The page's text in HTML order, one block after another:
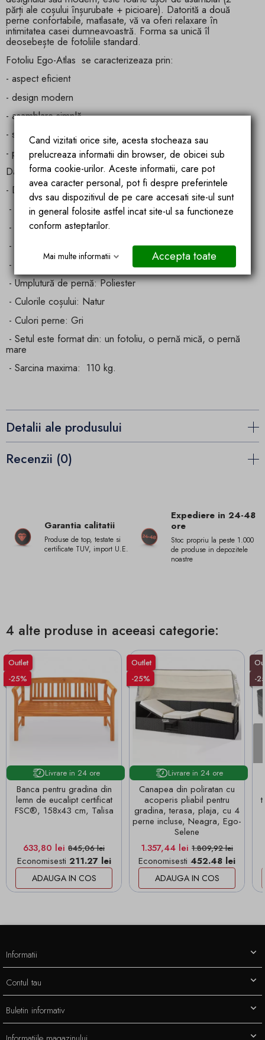
părți ale coșului înșurubate + picioare). Datorită a două
perne confortabile, matlasate, vă va oferi relaxare în
intimitatea casei dumneavoastră. Forma sa unică îl
deosebește de fotoliile standard.
Fotoliu Ego-Atlas se caracterizeaza prin:
- aspect eficient
- design modern
- asamblare simplă
- structură stabilă
- perne confortabile, matlasate
Date tehnice:
- Dimensiuni coș: înălțime 154 cm (întreg) x lățime 94 cm
- Adâncimea coșului: aproximativ 85 cm.
- Dimensiune pernă mare: 85 cm x 72 cm.
- Dimensiune pernă mică: 60 cm x 50 cm.
- Țesătură pernă: policoton.
- Umplutură de pernă: Poliester
- Culorile coșului: Natur
- Culori perne: Gri
- Setul este format din: un fotoliu, o pernă mică, o pernă
mare
- Sarcina maxima: 110 kg.
Detalii ale produsului
Recenzii (0)
Garantia calitatii
Produse de top, testate si
certificate TUV, import U.E.
Expediere in 24-48
ore
Stoc propriu la peste 1.000
de produse in depozitele
noastre
4 alte produse in aceeasi categorie:
Outlet
-25%
Livrare in 24 ore
Banca pentru gradina din
lemn de eucalipt certificat
FSC®, 158x43 cm, Talisa
Pret
633,80 lei Pret de baza
845,06 lei
Economisesti 211.27 lei
ADAUGA IN COS
Outlet
-25%
Livrare in 24 ore
Canapea din poliratan cu
acoperis pliabil pentru
gradina, terasa, plaja, cu 4
perne incluse, Neagra, Ego-
Selene
Pret
1.357,44 lei Pret de baza
1.809,92 lei
Economisesti 452.48 lei
ADAUGA IN COS
-
Informatii
Contul tau
Buletin informativ
Cand vizitati orice site, acesta stocheaza sau
prelucreaza informatii din browser, de obicei sub
forma cookie-urilor. Aceste informatii, care pot
avea caracter personal, pot fi despre preferintele
dvs sau dispozitivul de pe care accesati site-ul sunt
in general folosite astfel incat site-ul sa functioneze
conform asteptarilor.
Mai multe informatii Accepta toate